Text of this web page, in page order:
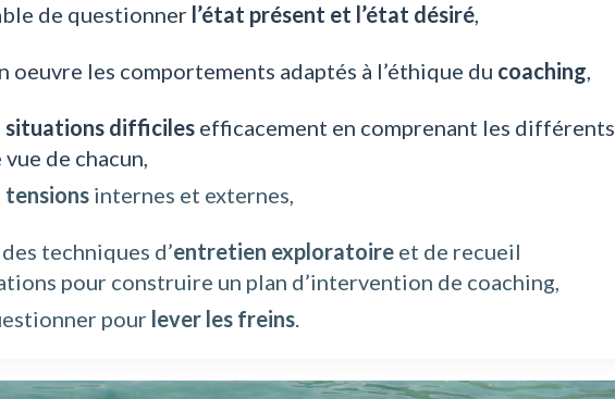
de questionner l’état présent et l’état désiré,
oeuvre les comportements adaptés à l’éthique du coaching,
situations difficiles efficacement en comprenant les différents
de chacun,
tensions internes et externes,
techniques d’entretien exploratoire et de recueil
pour construire un plan d’intervention de coaching,
pour lever les freins.